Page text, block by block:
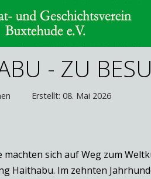
- ZU
Erstellt: 08. Mai 2026
machten sich auf Weg zum
Haithabu. Im zehnten